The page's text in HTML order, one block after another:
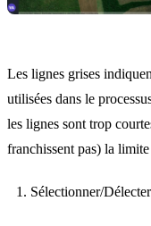
Les lignes grises
utilisées dans le
les lignes sont trop
franchissent pas) la
Sélectionner/